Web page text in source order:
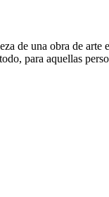
de una obra de
para aquellas